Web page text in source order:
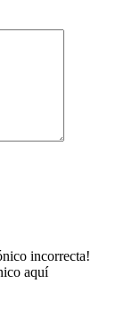
incorrecta!
aquí